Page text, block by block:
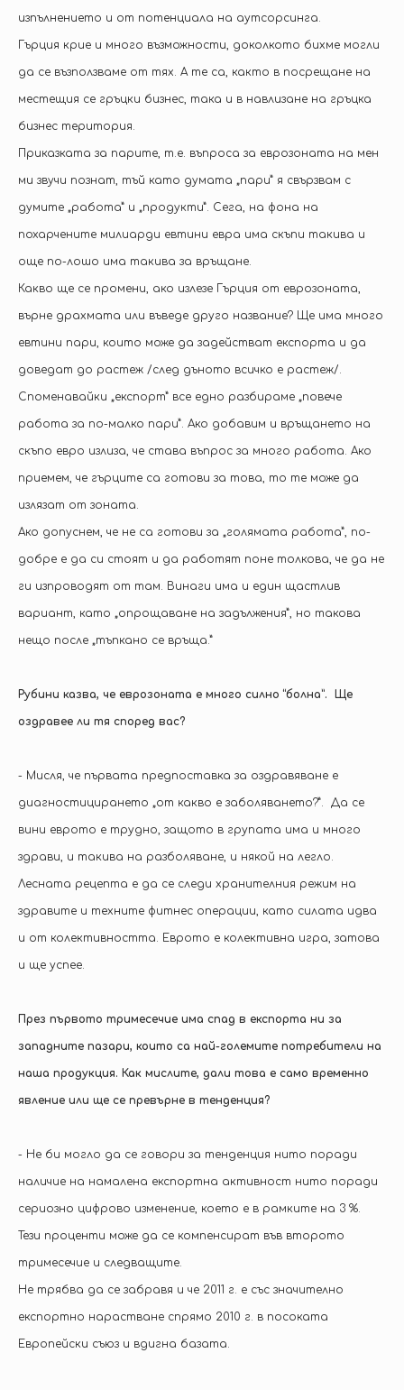
изпълнението и от потенциала на аутсорсинга.
Гърция крие и много възможности, доколкото бихме могли
да се възползваме от тях. А те са, както в посрещане на
местещия се гръцки бизнес, така и в навлизане на гръцка
бизнес територия.
Приказката за парите, т.е. въпроса за еврозоната на мен
ми звучи познат, тъй като думата „пари” я свързвам с
думите „работа” и „продукти”. Сега, на фона на
похарчените милиарди евтини евра има скъпи такива и
още по-лошо има такива за връщане.
Какво ще се промени, ако излезе Гърция от еврозоната,
върне драхмата или въведе друго название? Ще има много
евтини пари, които може да задействат експорта и да
доведат до растеж /след дъното всичко е растеж/.
Споменавайки „експорт” все едно разбираме „повече
работа за по-малко пари”. Ако добавим и връщането на
скъпо евро излиза, че става въпрос за много работа. Ако
приемем, че гърците са готови за това, то те може да
излязат от зоната.
Ако допуснем, че не са готови за „голямата работа”, по-
добре е да си стоят и да работят поне толкова, че да не
ги изпроводят от там. Винаги има и един щастлив
вариант, като „опрощаване на задължения”, но такова
нещо после „тъпкано се връща.”
Рубини казва, че еврозоната е много силно “болна”. Ще
оздравее ли тя според вас?
- Мисля, че първата предпоставка за оздравяване е
диагностицирането „от какво е заболяването?”. Да се
вини еврото е трудно, защото в групата има и много
здрави, и такива на разболяване, и някой на легло.
Лесната рецепта е да се следи хранителния режим на
здравите и техните фитнес операции, като силата идва
и от колективността. Еврото е колективна игра, затова
и ще успее.
През първото тримесечие има спад в експорта ни за
западните пазари, които са най-големите потребители на
наша продукция. Как мислите, дали това е само временно
явление или ще се превърне в тенденция?
- Не би могло да се говори за тенденция нито поради
наличие на намалена експортна активност нито поради
сериозно цифрово изменение, което е в рамките на 3 %.
Тези проценти може да се компенсират във второто
тримесечие и следващите.
Не трябва да се забравя и че 2011 г. е със значително
експортно нарастване спрямо 2010 г. в посоката
Европейски съюз и вдигна базата.